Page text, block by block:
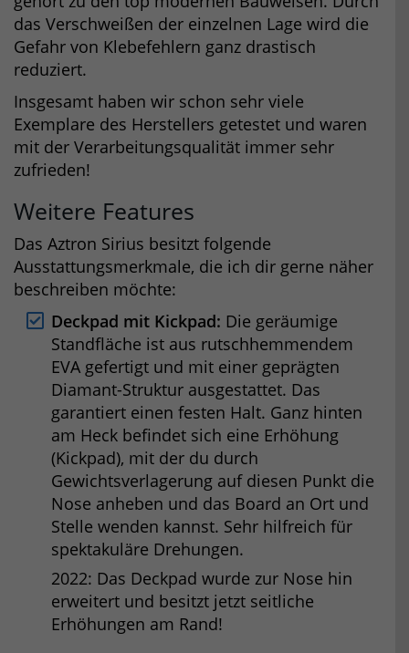
das Verschweißen der einzelnen Lage wird die
Gefahr von Klebefehlern ganz drastisch
reduziert.
Insgesamt haben wir schon sehr viele
Exemplare des Herstellers getestet und waren
mit der Verarbeitungsqualität immer sehr
zufrieden!
Weitere Features
Das Aztron Sirius besitzt folgende
Ausstattungsmerkmale, die ich dir gerne näher
beschreiben möchte:
Deckpad mit Kickpad: Die geräumige
Standfläche ist aus rutschhemmendem
EVA gefertigt und mit einer geprägten
Diamant-Struktur ausgestattet. Das
garantiert einen festen Halt. Ganz hinten
am Heck befindet sich eine Erhöhung
(Kickpad), mit der du durch
Gewichtsverlagerung auf diesen Punkt die
Nose anheben und das Board an Ort und
Stelle wenden kannst. Sehr hilfreich für
spektakuläre Drehungen.
2022: Das Deckpad wurde zur Nose hin
erweitert und besitzt jetzt seitliche
Erhöhungen am Rand!